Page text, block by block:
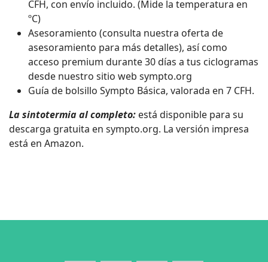
CFH, con envío incluido. (Mide la temperatura en
ºC)
Asesoramiento (consulta nuestra oferta de
asesoramiento para más detalles), así como
acceso premium durante 30 días a tus ciclogramas
desde nuestro sitio web sympto.org
Guía de bolsillo Sympto Básica, valorada en 7 CFH.
La sintotermia al completo: está disponible para su
descarga gratuita en sympto.org. La versión impresa
está en Amazon.